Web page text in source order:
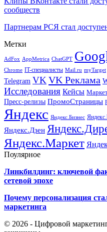
сообществ
Партнерам РСЯ стал
Метки
AdFox AppMetrica ChatGPT
Chrome IT-специалисты Mail.ru myTarget
Telegram VK VK Реклама
Исследования Кейсы
Пресс-релизы ПромоСтраницы
Яндекс Яндекс.Бизнес
Яндекс.Дзен
Яндекс.Маркет
Поулярное
Линкбилдинг: ключевой
сетевой эпохе
Почему персонализация
маркетинга
© 2026 - Цифровой